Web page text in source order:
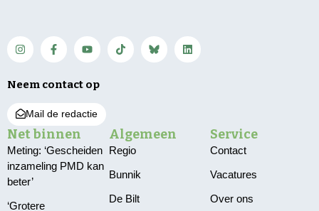
Neem contact op
Mail de redactie
Net binnen
Meting: ‘Gescheiden
inzameling PMD kan
beter’
‘Grotere
Algemeen
Regio
Bunnik
De Bilt
Service
Contact
Vacatures
Over ons